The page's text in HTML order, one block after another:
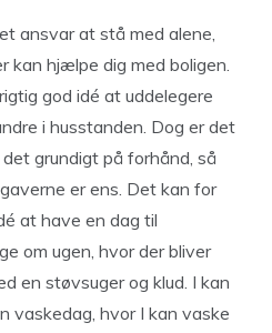
ansvar at stå med alene,
kan hjælpe dig med boligen.
god idé at uddelegere
i husstanden. Dog er det
grundigt på forhånd, så
er ens. Det kan for
at have en dag til
om ugen, hvor der bliver
en støvsuger og klud. I kan
vaskedag, hvor I kan vaske